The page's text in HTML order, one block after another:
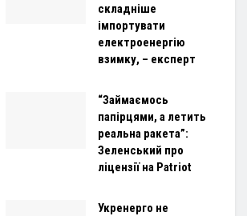
складніше
імпортувати
електроенергію
взимку, – експерт
“Займаємось
папірцями, а летить
реальна ракета”:
Зеленський про
ліцензії на Patriot
Укренерго не